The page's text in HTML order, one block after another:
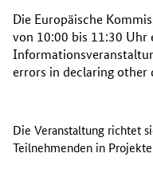
Die Europäische
von 10:00 bis 11:30 Uhr
errors in declaring
Die Veranstaltung richtet
Teilnehmenden in